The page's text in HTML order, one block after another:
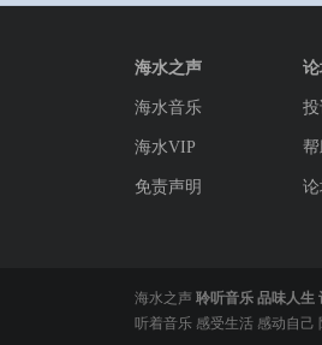
坛
海水之声
海水音乐
海水VIP
免责声明
海水之声 聆听音乐 品味人生
听着音乐 感受生活 感动自